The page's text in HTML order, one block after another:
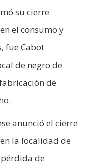
su cierre
el consumo y
fue Cabot
de negro de
de
anunció el cierre
la localidad de
de